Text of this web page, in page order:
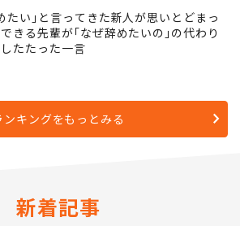
たい｣と言ってきた新人が思いとどまっ
きる先輩が｢なぜ辞めたいの｣の代わり
たたった一言
ンキングをもっとみる
新着記事